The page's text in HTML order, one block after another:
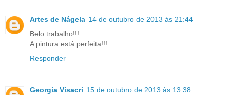
Artes de Nágela 14 de outubro de 2013 às 21:44
Belo trabalho!!!
A pintura está perfeita!!!
Responder
Georgia Visacri 15 de outubro de 2013 às 13:38